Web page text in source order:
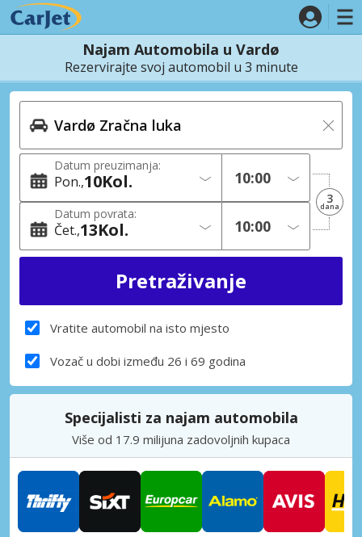
Najam Automobila u Vardø
Rezervirajte svoj automobil u 3 minute
Datum preuzimanja:
Pon. 10Kol.
Datum povrata:
Čet. 13Kol.
3
dana
Vratite automobil na isto mjesto
Vozač u dobi između 26 i 69 godina
Specijalisti za najam automobila
Više od 17.9 milijuna zadovoljnih kupaca